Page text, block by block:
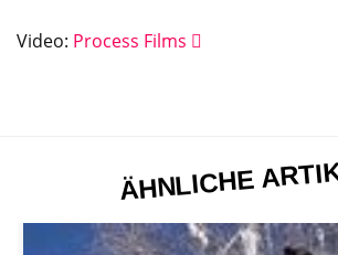
Video: Process Films
ÄHNLICHE